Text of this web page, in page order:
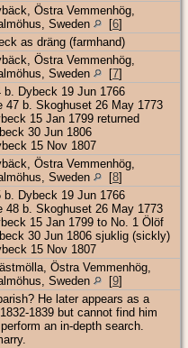
Östra Vemmenhög,
Sweden
[6]
as dräng (farmhand)
Östra Vemmenhög,
Sweden
[7]
b. Dybeck 19 Jun 1766
47 b. Skoghuset 26 May 1773
15 Jan 1799 returned
30 Jun 1806
15 Nov 1807
Östra Vemmenhög,
Sweden
[8]
b. Dybeck 19 Jun 1766
48 b. Skoghuset 26 May 1773
15 Jan 1799 to No. 1 Ölöf
30 Jun 1806 sjuklig (sickly)
15 Nov 1807
Östra Vemmenhög,
Sweden
[9]
He later appears as a
1839 but cannot find him
an in-depth search.